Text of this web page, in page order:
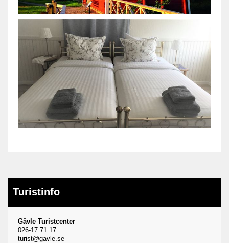
Turistinfo
Gävle Turistcenter
026-17 71 17
turist@gavle.se